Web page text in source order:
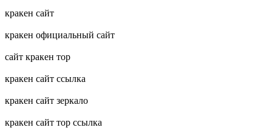
кракен сайт
кракен официальный сайт
сайт кракен тор
кракен сайт ссылка
кракен сайт зеркало
кракен сайт тор ссылка